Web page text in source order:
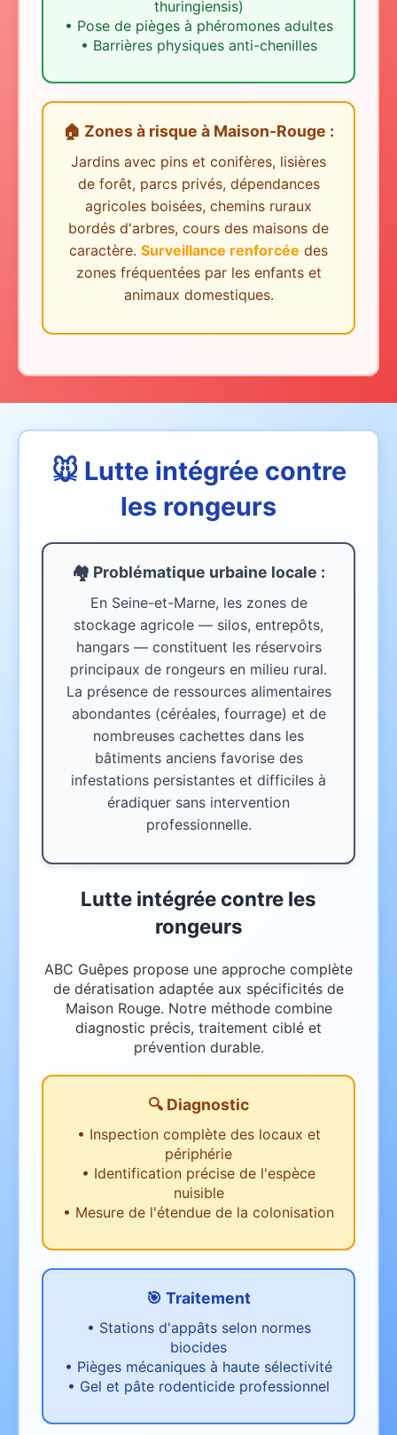
thuringiensis)
• Pose de pièges à phéromones adultes
• Barrières physiques anti-chenilles
🏠 Zones à risque à Maison-Rouge :
Jardins avec pins et conifères, lisières
de forêt, parcs privés, dépendances
agricoles boisées, chemins ruraux
bordés d'arbres, cours des maisons de
caractère. Surveillance renforcée des
zones fréquentées par les enfants et
animaux domestiques.
🐭 Lutte intégrée contre
les rongeurs
🏘️ Problématique urbaine locale :
En Seine-et-Marne, les zones de
stockage agricole — silos, entrepôts,
hangars — constituent les réservoirs
principaux de rongeurs en milieu rural.
La présence de ressources alimentaires
abondantes (céréales, fourrage) et de
nombreuses cachettes dans les
bâtiments anciens favorise des
infestations persistantes et difficiles à
éradiquer sans intervention
professionnelle.
Lutte intégrée contre les
rongeurs
ABC Guêpes propose une approche complète
de dératisation adaptée aux spécificités de
Maison Rouge. Notre méthode combine
diagnostic précis, traitement ciblé et
prévention durable.
🔍 Diagnostic
• Inspection complète des locaux et
périphérie
• Identification précise de l'espèce
nuisible
• Mesure de l'étendue de la colonisation
🎯 Traitement
• Stations d'appâts selon normes
biocides
• Pièges mécaniques à haute sélectivité
• Gel et pâte rodenticide professionnel